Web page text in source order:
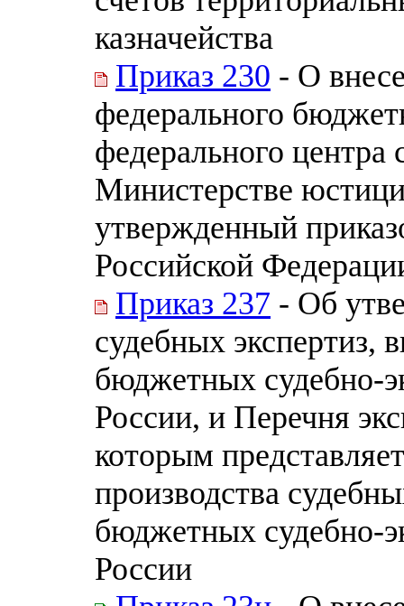
казначейства
Приказ 230 - О
федерального
федерального центра
Министерстве
утвержденный
Российской
Приказ 237 - Об
судебных экспертиз,
бюджетных судебно-
России, и Перечня
которым
производства
бюджетных судебно-
России